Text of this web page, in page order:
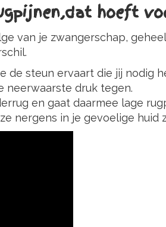
hoeft
van je zwangerschap,
steun ervaart die jij nodig
neerwaarste druk tegen.
en gaat daarmee lage
nergens in je gevoelige huid